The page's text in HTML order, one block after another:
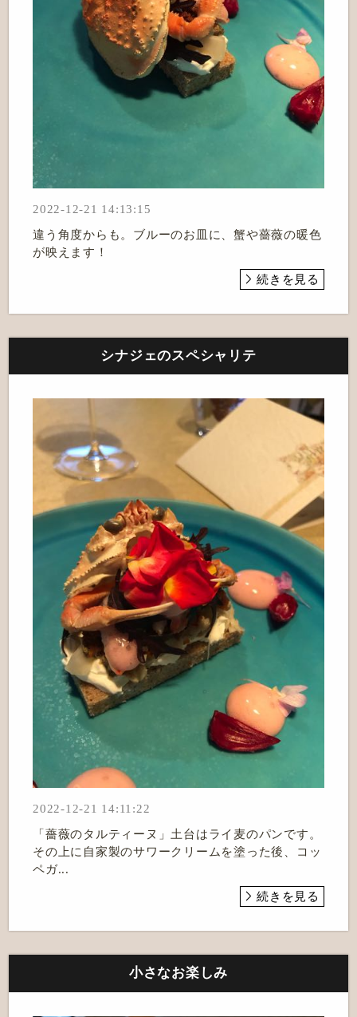
2022-12-21 14:13:15
違う角度からも。ブルーのお皿に、蟹や薔薇の暖色
が映えます！
続きを見る
シナジェのスペシャリテ
2022-12-21 14:11:22
「薔薇のタルティーヌ」土台はライ麦のパンです。
その上に自家製のサワークリームを塗った後、コッ
ペガ...
続きを見る
小さなお楽しみ